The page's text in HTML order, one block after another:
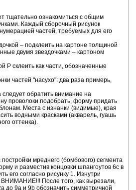
тщательно ознакомиться с общим
Каждый сборочный рисунок
частей, требуемых для его
– подклеить на картоне толщиной
двумя звездочками – картоном
P склеить как части, обозначенные
частей "насухо": два раза примерь,
обратить внимание на
проволоки подобрать, форму придать
Места с изнанки (видимые), края
водными красками (акварель, гуашь
оттенка).
10d установить и приклеить части от 11а до 11е. Получившийся каркас конструкции горизонтальных стабилизаторов оклеить обшивкой 11. Места соединения стабилизаторов с фюзеляжем оклеить зализами, сделанными из ч.11f согласно рис. 11. Склеить каркас вертикальных стабилизаторов из частей от 12b до 12е. Собранную конструкцию оклеить обшивкой 12 и 12а. Готовые стабилизаторы вертикально укрепить на горизонтальных стабилизаторах. Рули высоты собрать из частей от 13а до 13е и проволоки I. К ч.12а приклеить ч.13b вместе с проволокой. Затем "нервюры" 13d и 13е, а также лонжероны 13с. Склеив, срезать лишний материал с лонжеронов, конструкцию отшлифовать наждачной бумагой, наклеенной на дощечке. Готовую конструкцию руля высоты оклеить обшивкой, сделанной из ч.13. Подобным же образом склеить каркасы рулей направления из частей от 14 до 14с и проволоки II, готовые оклеить обшивкой, сделанной из ч.15. Внимание, ч.14а клеить, тесно свернув на согнутой проволоке II, выполненной по шаблону. К вертикальным и горизонтальным стабилизаторам прикрепить проволокой рули высоты и направления. Постройку крыльев начать со склеивания конструкции каркаса плоскостей из ч. от 16 до 16g согласно рис.9. Готовую конструкцию ошлифовать наждачной бумагой, наклеенной на дощечке, с целью получения ровных плоских поверхностей. Конструкцию крыльев оклеить обшивкой, сделанной из ч. от 17 до 17е. Перед тем, как оклеивать, к обшивке левой плоскости с внутренней стороны приклеить остекление S4. Подрезав, убрать избыток обшивки с отверстий, воздухозаборников согласно рис. 10. Установить плоскости на фюзеляж, место соединения оклеить зализами, сделанными из ч.18. Приклеить габаритные огни, к левой плоскости красное ч.18а, к правой – зеленое ч.18b. Тщательно вырезать фрагмент обшивки 17, образующий внешнюю сторону закрылка, соединенного с ч.19 петлями приклеить к лонжерону 16m крыла. Закрылки, сделанные из ч.20 и 20а, установить на лонжерон 16n. Склеить конструкцию элерона из частей от 21 до 21d и проволоки III согласно рис.9. Склеив, срезать лишний материал с лонжеронов элерона ч.21d и ошлифовать. Готовую конструкцию оклеить обшивкой 22 и установить на лонжероны 16r конструкции крыльев согласно рис. 10. Склеенные аэродинамические подкрыльевые тормоза, сделанные из частей от 23 до 23d согласно рис. 21, установить на крылья только после установки двигателей. Постройку двигателей начать со склеивания конструкции согласно рис.13 из частей от 24 до 24j. Готовую вклеить в склеенный передний узел кожуха двигателя, сделанный из частей от 25 до 30 согласно рис.14. Затем склеить гондолу двигателя из частей от 31 до 34d. Перед тем, как вклеить, на шпангоуте 32b сделать соответствующий срез материала, подобно шпангоутам фюзеляжа. Места соединения и вклеивания шпангоутов подкрасить соответствующим цветом. Передний узел двигателя соединить с гондолой в единое целое склейкой 31а. Указанные места обшивки гондолы двигателя надрезать и, слегка надрезая, отогнуть. К отогнутым фрагментам обшивки люка шасси приклеить часть 35, а бомбового люка гондолы ч.36. Подрезав, убрать фрагмент лишнего материала со шпангоута 32b. Изнутри гондолу оклеить частями 37, 38 и 39. К отогнутым частям оклеенных элементов и обшивке гондолы приклеить ч.40 и ч.40а, с приклеенными к ней колесными нишами, сделанными из ч.40b и 40с. Внимание: эти ниши склеить лицевой стороной в середину годнолы. Установить в отверстиях обшивки двигателя выхлопные трубы, сделанные из ч.41, а также наклонный элемент радиатора из ч.42 и 42а. Заранее склеенные воздухозаборники, сделанные из частей от 43 до 43с приклеить к двигателю. Готовые двигатели укрепить на крыльях модели. Главное шасси состоит из двух основных узлов стойки и кронштейнов. Согласно рис. 19 склеить узел стойки из частей от 44 до 44s и кусков проволоки IV и V. Склеенная и скрученная на проволоке IV стойка ч.44 и 44d соединить крестовинами, сделанными из ч. от 44b до 44d и сделанными полукругом из частей от 44e до 44k. Колеса склеить из картонных кружков согласно приведенным шаблонам 44l и 44m до толщины около 10 мм и ошлифовать, придавая нужную форму. Склеенные части 44r и 44s, а также все колесо насадить на проволоку V и прикрепить к стойке шасси. Узел кронштейнов шасси собрать из частей от 45 до 45h. Склеить кронштейны в единое целое согласно показанному шаблону с соответственно подготовленными концовками частей 45, 45с и 45d. Готовые узлы собрать в люке шасси гондолы двигателей вместе с частями 45f, 45g, 45h. Хвостовое колесо, сделанное из частей от 46 до 46i и проволоки VI, VII, VIII, собрать согласно рис. 20. Плотно свернуть и склеить на проволоке VI ч.46 и ч.46а на проволоке VII, обе части соединить обоймой 46b. Вилку хвостового колеса формуем и склеиваем в последовательности от ч.46с до 46f. В склеенной вилке сделать отверстия под проволоку VI и VIII. Соединить вилку с ч.46. Заранее склеенное из ч.46g и 46i хвостовое колесо надеть на проволоку VIII и установить в отверстиях вилки. Готовый узел закрепить в люке хвостового колеса. Фонарь, сделанный из частей от 47 до 47j, оклеить "стеклами" от S6 до S9, установить согласно рис.12. В склеенный переплет фонаря 47, 47а и 47b, сформованный согласно рис.26, вклеить остекление S6, S7 и S8, а изнутри приклеить части 47f, 47g и 47h. Склеенное остекление S9 оклеить переплетом 47c и ч.47d. Обратную сторону переплета 47с покрасить в соответствующий цвет еще до приклеивания. В отверстии склеенного фонаря установить пулемет, сделанный из частей от D1 до D9 согласно рис.17. В ходе установки фонаря на фюзеляж модели конец пулеметной ленты укрепить в коробе А22. Готовый фонарь установить над кабиной пилотов и оклеить ч.47k согласно общему плану модели. В передней нижней части фюзеляжа приклеить остекление, сделанное из ч.48, 48d и S10. Склеенные коки с лопастями винтов, собранные согласно рис.22 из частей от 49 до 49g, булавкой прикрепить к двигателям. Завершая работу над моделью, установить антенну, сделанную из ч. от 50 до 50с и проволоки IX, элемент оснащения из частей от 51 до 51b, а также